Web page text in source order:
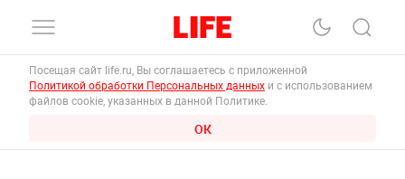
Посещая сайт life.ru, Вы соглашаетесь с приложенной
Политикой обработки Персональных данных и с использованием
файлов cookie, указанных в данной Политике.
ОК